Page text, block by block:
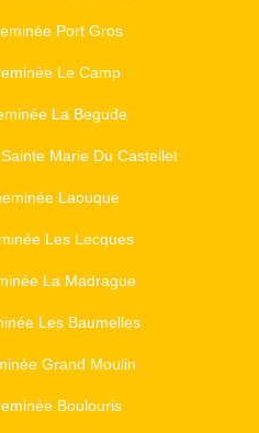
Port Gros
Le Camp
La Begude
Marie Du Castellet
Laouque
Les Lecques
La Madrague
Les Baumelles
Grand Moulin
Boulouris